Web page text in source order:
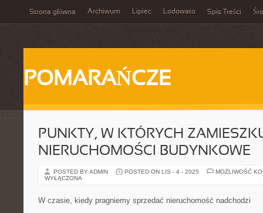
Strona główna Archiwum Lipiec Lodowato Spis Treści
POMARAŃCZE
PUNKTY, W KTÓRYCH
NIERUCHOMOŚCI BUDYNKOWE
POSTED BY ADMIN POSTED ON LIS - 4 - 2025
MOŻLIWOŚĆ
WYŁĄCZONA
W czasie, kiedy pragniemy sprzedać nieruchomość nadchodzi